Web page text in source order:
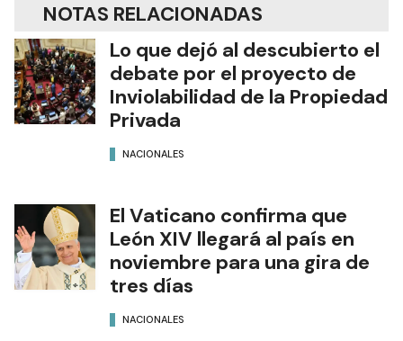
NOTAS RELACIONADAS
Lo que dejó al descubierto el
debate por el proyecto de
Inviolabilidad de la Propiedad
Privada
NACIONALES
El Vaticano confirma que
León XIV llegará al país en
noviembre para una gira de
tres días
NACIONALES